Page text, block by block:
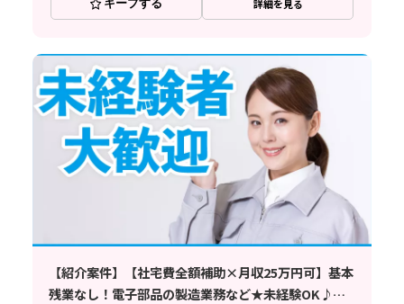
キープする 詳細を見る
【紹介案件】【社宅費全額補助×月収25万円可】基本
残業なし！電子部品の製造業務など★未経験OK♪車